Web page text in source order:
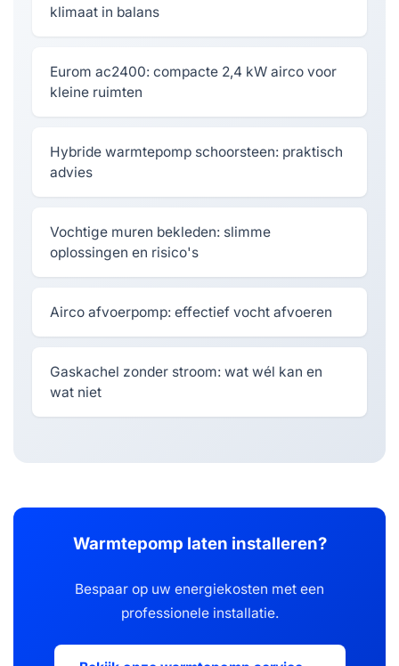
klimaat in balans
Eurom ac2400: compacte 2,4 kW airco voor
kleine ruimten
Hybride warmtepomp schoorsteen: praktisch
advies
Vochtige muren bekleden: slimme
oplossingen en risico's
Airco afvoerpomp: effectief vocht afvoeren
Gaskachel zonder stroom: wat wél kan en
wat niet
Warmtepomp laten installeren?
Bespaar op uw energiekosten met een
professionele installatie.